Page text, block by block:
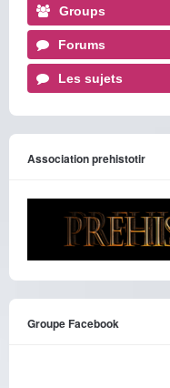
Groups
Forums
Les sujets
Association prehistotir
Groupe Facebook